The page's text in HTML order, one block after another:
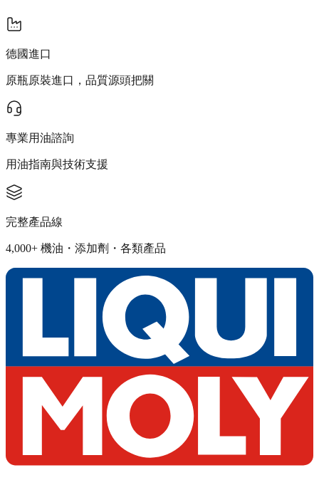
德國進口
原瓶原裝進口，品質源頭把關
專業用油諮詢
用油指南與技術支援
完整產品線
4,000+ 機油・添加劑・各類產品